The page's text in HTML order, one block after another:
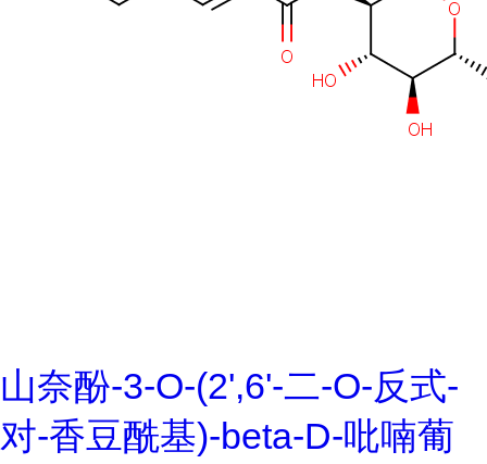
山奈酚-3-O-(2',6'-二-O-反式-
对-香豆酰基)-beta-D-吡喃葡